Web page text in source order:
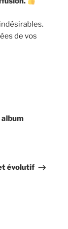
de vos
album
évolutif